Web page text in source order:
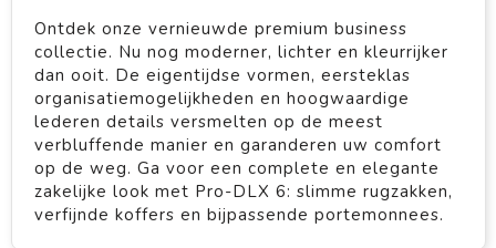
Ontdek onze vernieuwde premium business
collectie. Nu nog moderner, lichter en kleurrijker
dan ooit. De eigentijdse vormen, eersteklas
organisatiemogelijkheden en hoogwaardige
lederen details versmelten op de meest
verbluffende manier en garanderen uw comfort
op de weg. Ga voor een complete en elegante
zakelijke look met Pro-DLX 6: slimme rugzakken,
verfijnde koffers en bijpassende portemonnees.